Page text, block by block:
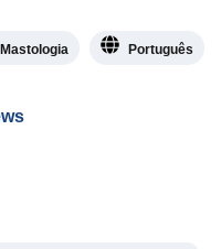
de
Mastologia Português